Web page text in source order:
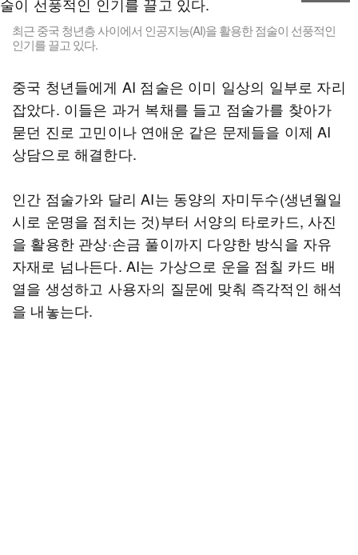
최근 중국 청년층 사이에서 인공지능(AI)을 활용한 점술이 선풍적인
인기를 끌고 있다.
중국 청년들에게 AI 점술은 이미 일상의 일부로 자리
잡았다. 이들은 과거 복채를 들고 점술가를 찾아가
묻던 진로 고민이나 연애운 같은 문제들을 이제 AI
상담으로 해결한다.
인간 점술가와 달리 AI는 동양의 자미두수(생년월일
시로 운명을 점치는 것)부터 서양의 타로카드, 사진
을 활용한 관상·손금 풀이까지 다양한 방식을 자유
자재로 넘나든다. AI는 가상으로 운을 점칠 카드 배
열을 생성하고 사용자의 질문에 맞춰 즉각적인 해석
을 내놓는다.